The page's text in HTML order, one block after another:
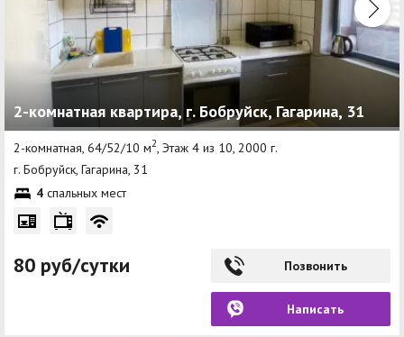
2-комнатная квартира, г. Бобруйск, Гагарина, 31
2-комнатная, 64/52/10 м2 , Этаж 4 из 10, 2000 г.
г. Бобруйск, Гагарина, 31
4 спальных мест
80 руб/сутки Позвонить
Написать